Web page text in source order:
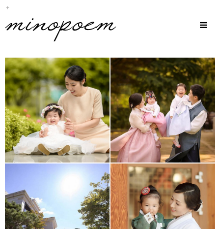
Toggle
63빌딩 백리향 봉래헌
반얀트리 경원재